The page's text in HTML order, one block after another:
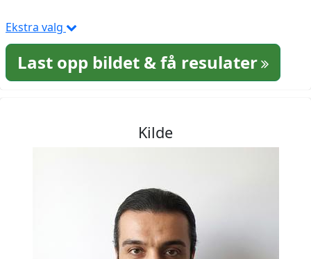
Ekstra valg
Last opp bildet & få resulater
Kilde